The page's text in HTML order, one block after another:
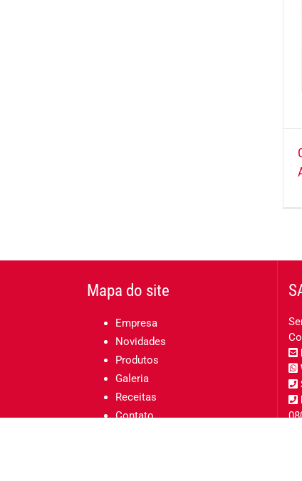
Mapa do site
Empresa
Novidades
Produtos
Galeria
Receitas
Contato